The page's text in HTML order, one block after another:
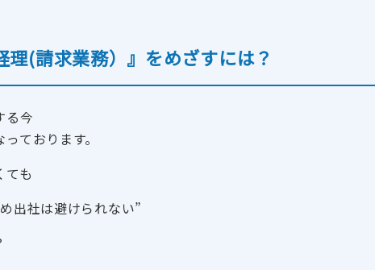
(請求業務）』をめざすには？
る今
ております。
も
出社は避けられない”